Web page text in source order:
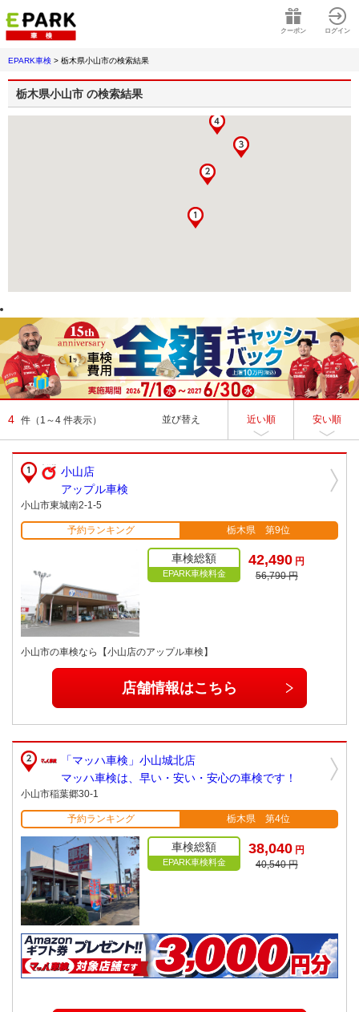
クーポン ログイン
EPARK車検 > 栃木県小山市の検索結果
栃木県小山市 の検索結果
4 件 （1～4 件表示） 並び替え 近い順 安い順
小山店
アップル車検
小山市東城南2-1-5
予約ランキング 栃木県 第9位
車検総額
EPARK車検料金
42,490 円
56,790 円
小山市の車検なら【小山店のアップル車検】
店舗情報はこちら
「マッハ車検」小山城北店
マッハ車検は、早い・安い・安心の車検です！
小山市稲葉郷30-1
予約ランキング 栃木県 第4位
車検総額
EPARK車検料金
38,040 円
40,540 円